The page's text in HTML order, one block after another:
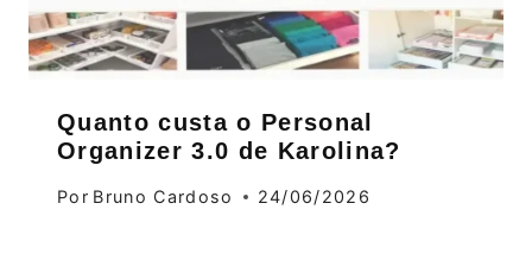
Quanto custa o Personal
Organizer 3.0 de Karolina?
Por Bruno Cardoso 24/06/2026